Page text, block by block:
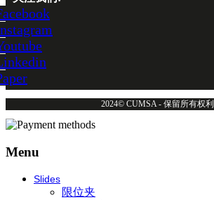
2024© CUMSA - 保留所有权利
Menu
Slides
限位夹